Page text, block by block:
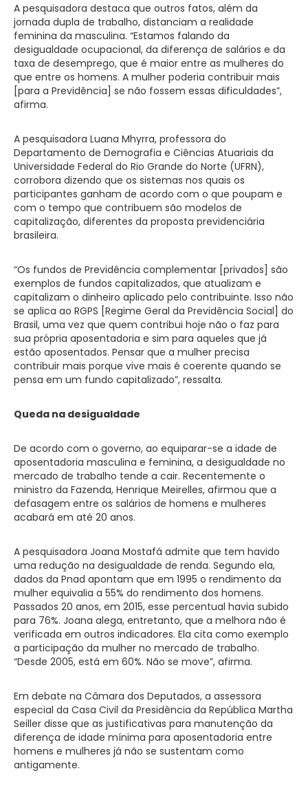
A pesquisadora destaca que outros fatos, além da
jornada dupla de trabalho, distanciam a realidade
feminina da masculina. “Estamos falando da
desigualdade ocupacional, da diferença de salários e da
taxa de desemprego, que é maior entre as mulheres do
que entre os homens. A mulher poderia contribuir mais
[para a Previdência] se não fossem essas dificuldades”,
afirma.
A pesquisadora Luana Mhyrra, professora do
Departamento de Demografia e Ciências Atuariais da
Universidade Federal do Rio Grande do Norte (UFRN),
corrobora dizendo que os sistemas nos quais os
participantes ganham de acordo com o que poupam e
com o tempo que contribuem são modelos de
capitalização, diferentes da proposta previdenciária
brasileira.
“Os fundos de Previdência complementar [privados] são
exemplos de fundos capitalizados, que atualizam e
capitalizam o dinheiro aplicado pelo contribuinte. Isso não
se aplica ao RGPS [Regime Geral da Previdência Social] do
Brasil, uma vez que quem contribui hoje não o faz para
sua própria aposentadoria e sim para aqueles que já
estão aposentados. Pensar que a mulher precisa
contribuir mais porque vive mais é coerente quando se
pensa em um fundo capitalizado”, ressalta.
Queda na desigualdade
De acordo com o governo, ao equiparar-se a idade de
aposentadoria masculina e feminina, a desigualdade no
mercado de trabalho tende a cair. Recentemente o
ministro da Fazenda, Henrique Meirelles, afirmou que a
defasagem entre os salários de homens e mulheres
acabará em até 20 anos.
A pesquisadora Joana Mostafá admite que tem havido
uma redução na desigualdade de renda. Segundo ela,
dados da Pnad apontam que em 1995 o rendimento da
mulher equivalia a 55% do rendimento dos homens.
Passados 20 anos, em 2015, esse percentual havia subido
para 76%. Joana alega, entretanto, que a melhora não é
verificada em outros indicadores. Ela cita como exemplo
a participação da mulher no mercado de trabalho.
“Desde 2005, está em 60%. Não se move”, afirma.
Em debate na Câmara dos Deputados, a assessora
especial da Casa Civil da Presidência da República Martha
Seiller disse que as justificativas para manutenção da
diferença de idade mínima para aposentadoria entre
homens e mulheres já não se sustentam como
antigamente.